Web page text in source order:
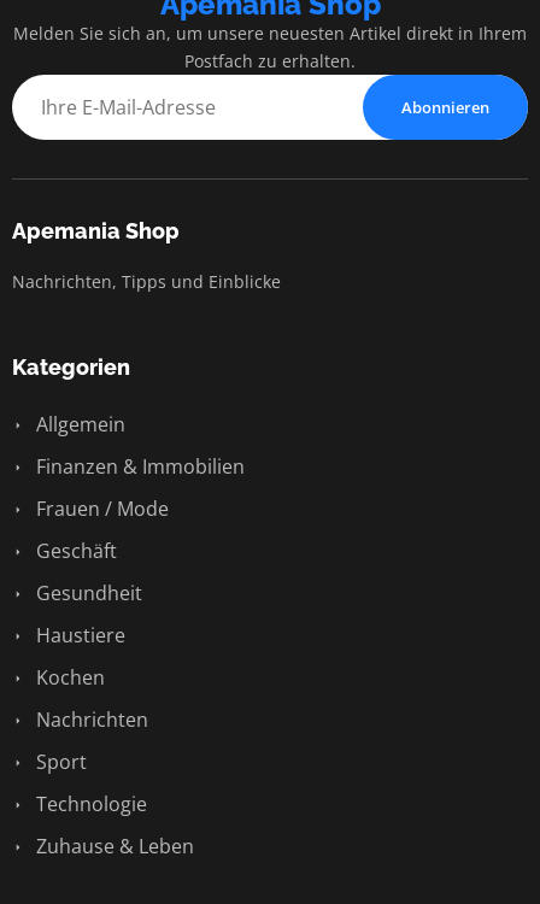
Melden Sie sich an, um unsere neuesten Artikel direkt in Ihrem
Postfach zu erhalten.
Abonnieren
Apemania Shop
Nachrichten, Tipps und Einblicke
Kategorien
Allgemein
Finanzen & Immobilien
Frauen / Mode
Geschäft
Gesundheit
Haustiere
Kochen
Nachrichten
Sport
Technologie
Zuhause & Leben